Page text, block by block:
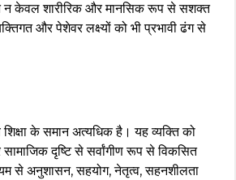
न केवल शारीरिक और मानसिक रूप से सशक्त
और पेशेवर लक्ष्यों को भी प्रभावी ढंग से
के समान अत्यधिक है। यह व्यक्ति को
दृष्टि से सर्वांगीण रूप से विकसित
से अनुशासन, सहयोग, नेतृत्व, सहनशीलता